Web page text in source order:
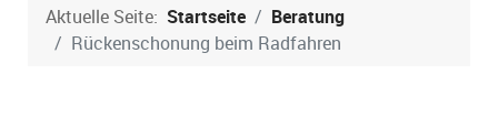
Aktuelle Seite: Startseite
Beratung
Rückenschonung beim Radfahren